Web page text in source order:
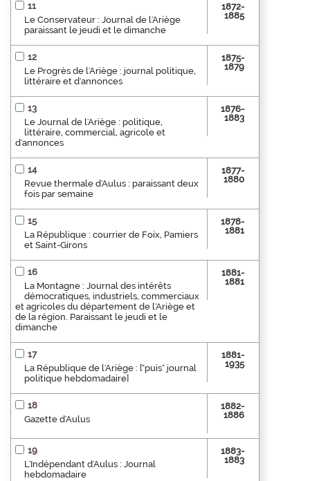
11
Le Conservateur : Journal de l'Ariège
paraissant le jeudi et le dimanche
1872-
1885
12
Le Progrès de l'Ariège : journal politique,
littéraire et d'annonces
1875-
1879
13
Le Journal de l'Ariège : politique,
littéraire, commercial, agricole et
d'annonces
1876-
1883
14
Revue thermale d'Aulus : paraissant deux
fois par semaine
1877-
1880
15
La République : courrier de Foix, Pamiers
et Saint-Girons
1878-
1881
16
La Montagne : Journal des intérêts
démocratiques, industriels, commerciaux
et agricoles du département de l'Ariège et
de la région. Paraissant le jeudi et le
dimanche
1881-
1881
17
La République de l'Ariège : ["puis" journal
politique hebdomadaire]
1881-
1935
18
Gazette d'Aulus
1882-
1886
19
L'Indépendant d'Aulus : Journal
hebdomadaire
1883-
1883